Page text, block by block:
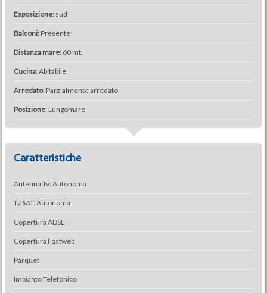
Esposizione: sud
Balconi: Presente
Distanza mare: 60 mt.
Cucina: Abitabile
Arredato: Parzialmente arredato
Posizione: Lungomare
Caratteristiche
Antenna Tv: Autonoma
Tv SAT: Autonoma
Copertura ADSL
Copertura Fastweb
Parquet
Impianto Telefonico